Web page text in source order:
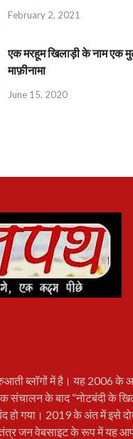
February 2, 2021
एक मरहूम खिलाड़ी के नाम एक
माफ़ीनामा
June 15, 2020
ब्लॉगों में है। यह 2006 के
संचालन के बाद “नोटबंदी के
हो गया। 2019 के अंत में इसे
जन वेबसाइट के रूप में यह